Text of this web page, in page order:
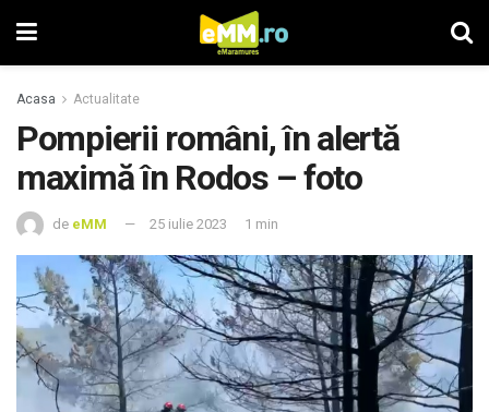
Acasa Actualitate
Pompierii români, în alertă
maximă în Rodos – foto
de eMM 25 iulie 2023 1 min